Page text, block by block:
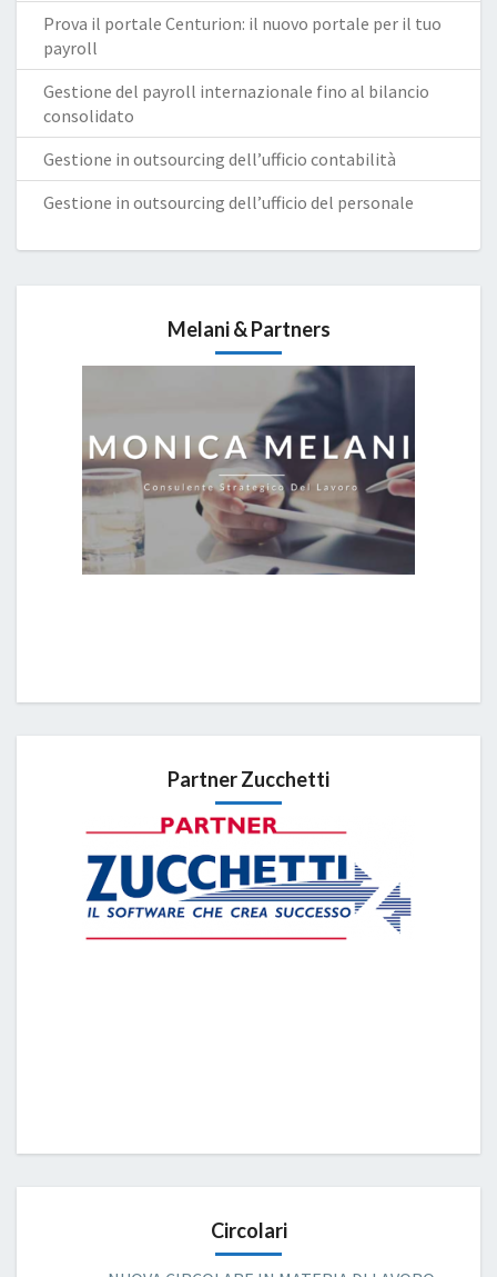
Prova il portale Centurion: il nuovo portale per il tuo
payroll
Gestione del payroll internazionale fino al bilancio
consolidato
Gestione in outsourcing dell’ufficio contabilità
Gestione in outsourcing dell’ufficio del personale
Melani & Partners
Partner Zucchetti
Circolari